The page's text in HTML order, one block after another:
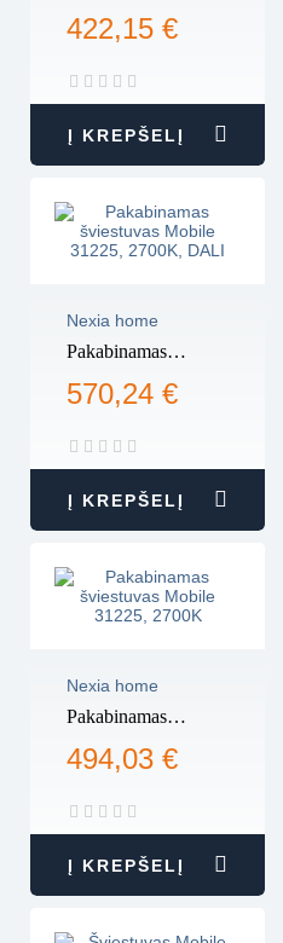
31210, 3000K
422,15 €
Į KREPŠELĮ
Nexia home
Pakabinamas
31225, 2700K,
570,24 €
Į KREPŠELĮ
Nexia home
Pakabinamas
31225, 2700K
494,03 €
Į KREPŠELĮ